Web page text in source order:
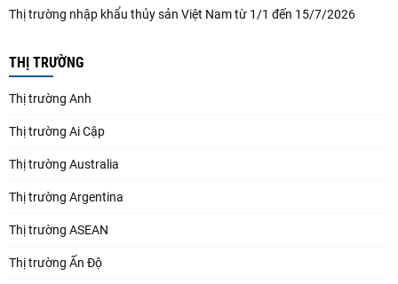
Thị trường nhập khẩu thủy sản Việt Nam từ 1/1 đến 15/7/2026
THỊ TRƯỜNG
Thị trường Anh
Thị trường Ai Cập
Thị trường Australia
Thị trường Argentina
Thị trường ASEAN
Thị trường Ấn Độ